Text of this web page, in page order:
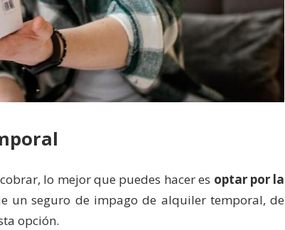
lo mejor que puedes hacer es optar por la
un seguro de impago de alquiler temporal, de
opción.